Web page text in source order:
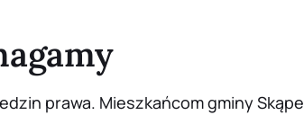
prawa. Mieszkańcom gminy Skąpe